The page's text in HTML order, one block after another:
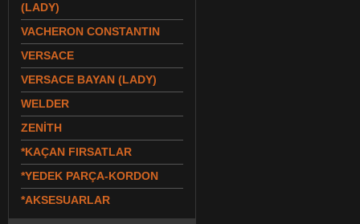
(LADY)
VACHERON CONSTANTIN
VERSACE
VERSACE BAYAN (LADY)
WELDER
ZENİTH
*KAÇAN FIRSATLAR
*YEDEK PARÇA-KORDON
*AKSESUARLAR